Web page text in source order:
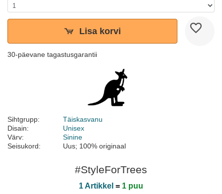
Lisa korvi
30-päevane tagastusgarantii
Sihtgrupp:
Täiskasvanu
Disain:
Unisex
Värv:
Sinine
Seisukord:
Uus; 100% originaal
#StyleForTrees
1 Artikkel = 1 puu